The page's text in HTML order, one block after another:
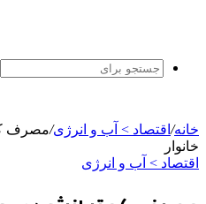
خانه/ اقتصاد > آب و انرژی/مصرف
خانوار
اقتصاد > آب و انرژی